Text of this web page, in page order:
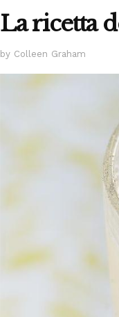
La ricetta
by Colleen Graham